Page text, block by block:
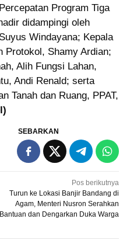
Program Tiga
didampingi oleh
Windayana; Kepala
Protokol, Shamy Ardian;
Alih Fungsi Lahan,
Andi Renald; serta
Tanah dan Ruang, PPAT,
SEBARKAN
Pos berikutnya
Turun ke Lokasi Banjir Bandang di
Agam, Menteri Nusron Serahkan
Bantuan dan Dengarkan Duka Warga